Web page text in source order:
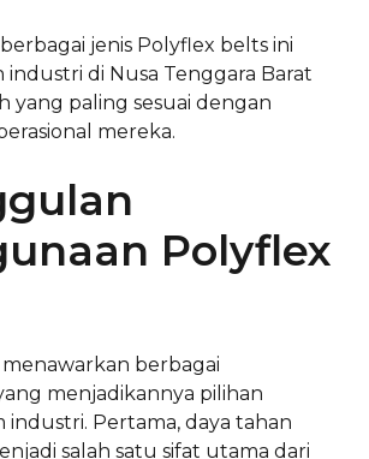
jenis Polyflex belts ini
di Nusa Tenggara Barat
yang paling sesuai dengan
mereka.
Polyflex
berbagai
menjadikannya pilihan
Pertama, daya tahan
salah satu sifat utama dari